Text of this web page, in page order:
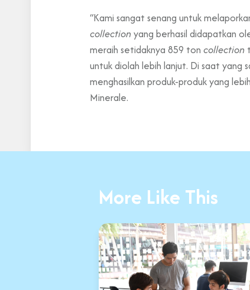
“Kami sangat senang untuk
collection yang berhasil didapatkan
meraih setidaknya 859 ton collection
untuk diolah lebih lanjut. Di saat yang
menghasilkan produk-produk yang
Minerale.
More Like This